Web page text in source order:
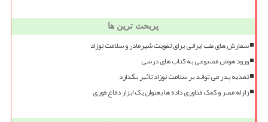
پربحث ترین ها
سفارش های طب ایرانی برای تقویت شیرمادر و سلامت نوزاد
ورود هوش مصنوعی به کتاب های درسی
تغذیه پدر می تواند بر سلامت نوزاد تاثیر بگذارد
زلزله مصر و کمک فناوری داده ها بعنوان یک ابزار دفاع فوری